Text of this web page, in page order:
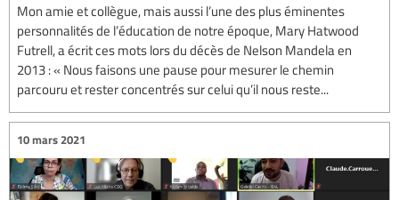
Mon amie et collègue, mais aussi l’une des plus éminentes
personnalités de l’éducation de notre époque, Mary Hatwood
Futrell, a écrit ces mots lors du décès de Nelson Mandela en
2013 : « Nous faisons une pause pour mesurer le chemin
parcouru et rester concentrés sur celui qu’il nous reste...
10 mars 2021